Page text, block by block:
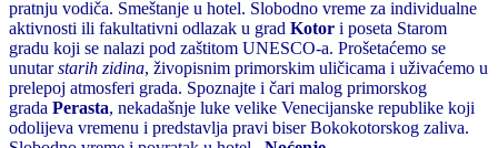
pratnju vodiča. Smeštanje u hotel. Slobodno vreme za individualne
aktivnosti ili fakultativni odlazak u grad Kotor i poseta Starom
gradu koji se nalazi pod zaštitom UNESCO-a. Prošetaćemo se
unutarstarih zidina, živopisnim primorskim uličicama i uživaćemo u
prelepoj atmosferi grada. Spoznajte i čari malog primorskog
grada Perasta, nekadašnje luke velike Venecijanske republike koji
odolijeva vremenu i predstavlja pravi biser Bokokotorskog zaliva.